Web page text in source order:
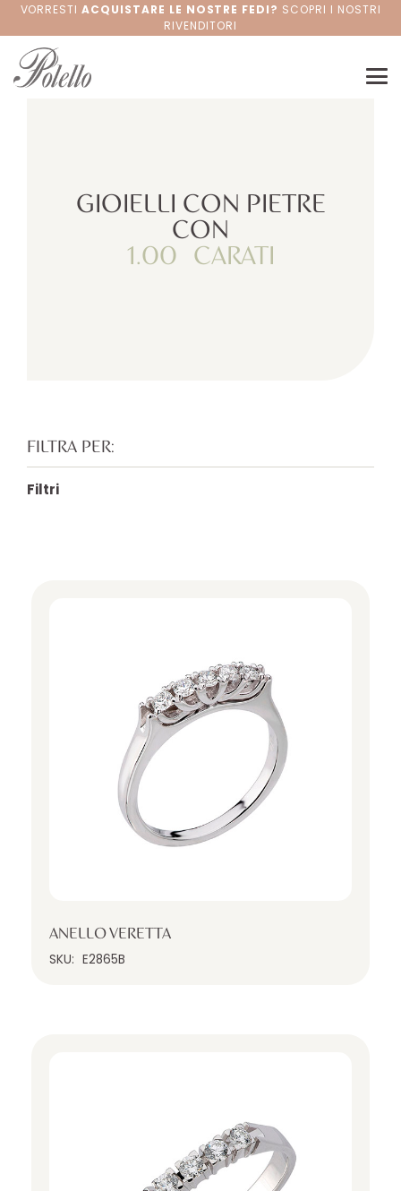
VORRESTIACQUISTARE LE NOSTRE FEDI? SCOPRI I NOSTRI
RIVENDITORI
GIOIELLI CON PIETRE
CON
1.00 CARATI
FILTRA PER:
Filtri
ANELLO VERETTA
SKU: E2865B